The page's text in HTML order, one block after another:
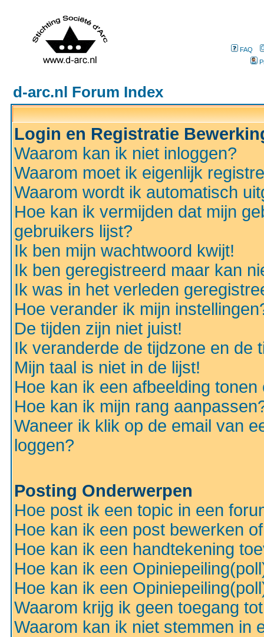
FAQ
d-arc.nl Forum Index
Login en Registratie
Waarom kan ik niet inloggen?
Waarom moet ik eigenlijk
Waarom wordt ik automatisch
Hoe kan ik vermijden dat mijn
gebruikers lijst?
Ik ben mijn wachtwoord kwijt!
Ik ben geregistreerd maar kan
Ik was in het verleden
Hoe verander ik mijn
De tijden zijn niet juist!
Ik veranderde de tijdzone en de
Mijn taal is niet in de lijst!
Hoe kan ik een afbeelding
Hoe kan ik mijn rang
Waneer ik klik op de email van
loggen?
Posting Onderwerpen
Hoe post ik een topic in een
Hoe kan ik een post bewerken
Hoe kan ik een handtekening
Hoe kan ik een
Hoe kan ik een
Waarom krijg ik geen toegang
Waarom kan ik niet stemmen in